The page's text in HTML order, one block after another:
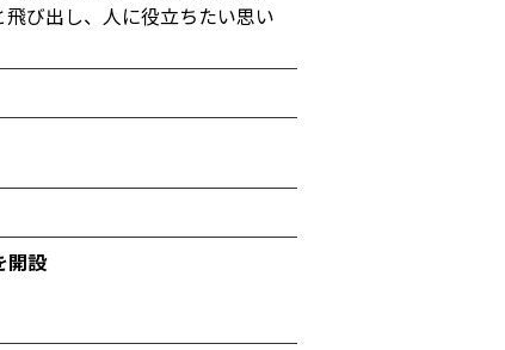
飛び出し、人に役立ちたい思い
開設